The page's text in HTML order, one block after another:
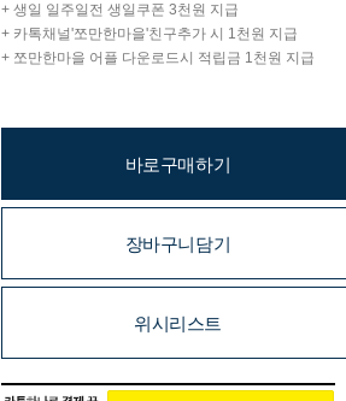
+ 생일 일주일전 생일쿠폰 3천원 지급
+ 카톡채널'쪼만한마을'친구추가 시 1천원 지급
+ 쪼만한마을 어플 다운로드시 적립금 1천원 지급
바로구매하기
장바구니담기
위시리스트